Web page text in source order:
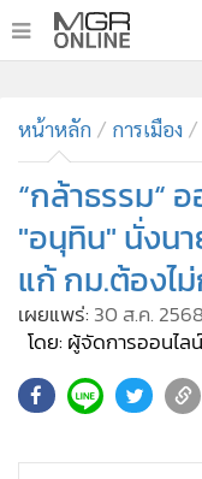
• ทันเหตุการณ์
• ภาคใต้
ภูมิภาค
• Online Section
• บันเทิง
• ผู้จัดการรายวัน
คอลัมนิสต์
• ละคร
• Cyber BIZ
หน้าหลัก การเมือง
“กล้าธรรม“
"อนุทิน" นั่งนา
แก้ กม.ต้องไ
เผยแพร่: 30 ส.ค.
โดย: ผู้จัดการออนไลน์